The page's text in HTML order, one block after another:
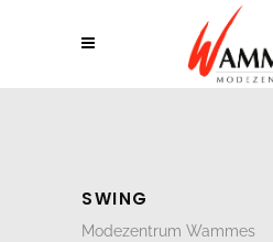
SWING
Modezentrum Wammes